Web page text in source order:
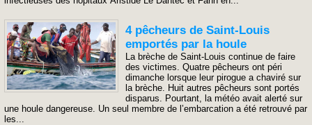
4 pêcheurs de Saint-Louis
emportés par la houle
La brèche de Saint-Louis continue de faire
des victimes. Quatre pêcheurs ont péri
dimanche lorsque leur pirogue a chaviré sur
la brèche. Huit autres pêcheurs sont portés
disparus. Pourtant, la météo avait alerté sur
une houle dangereuse. Un seul membre de l’embarcation a été retrouvé par
les...